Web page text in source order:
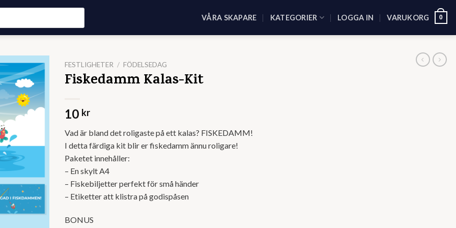
VÅRA SKAPARE KATEGORIER LOGGA IN VARUKORG 0
FESTLIGHETER / FÖDELSEDAG
Fiskedamm Kalas-Kit
10 kr
Vad är bland det roligaste på ett kalas? FISKEDAMM!
I detta färdiga kit blir er fiskedamm ännu roligare!
Paketet innehåller:
– En skylt A4
– Fiskebiljetter perfekt för små händer
– Etiketter att klistra på godispåsen
BONUS